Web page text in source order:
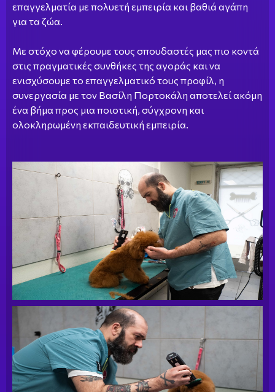
επαγγελματία με πολυετή εμπειρία και βαθιά αγάπη
για τα ζώα.
Με στόχο να φέρουμε τους σπουδαστές μας πιο κοντά
στις πραγματικές συνθήκες της αγοράς και να
ενισχύσουμε το επαγγελματικό τους προφίλ, η
συνεργασία με τον Βασίλη Πορτοκάλη αποτελεί ακόμη
ένα βήμα προς μια ποιοτική, σύγχρονη και
ολοκληρωμένη εκπαιδευτική εμπειρία.